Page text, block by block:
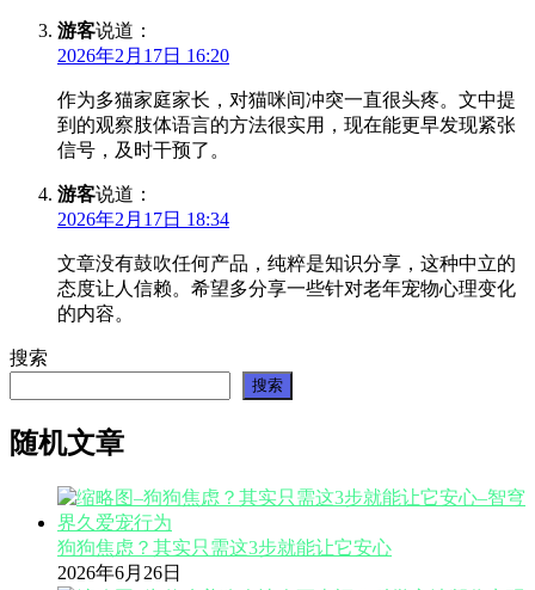
游客说道：
2026年2月17日 16:20
作为多猫家庭家长，对猫咪间冲突一直很头疼。文中提
到的观察肢体语言的方法很实用，现在能更早发现紧张
信号，及时干预了。
游客说道：
2026年2月17日 18:34
文章没有鼓吹任何产品，纯粹是知识分享，这种中立的
态度让人信赖。希望多分享一些针对老年宠物心理变化
的内容。
搜索
搜索
随机文章
狗狗焦虑？其实只需这3步就能让它安心
2026年6月26日